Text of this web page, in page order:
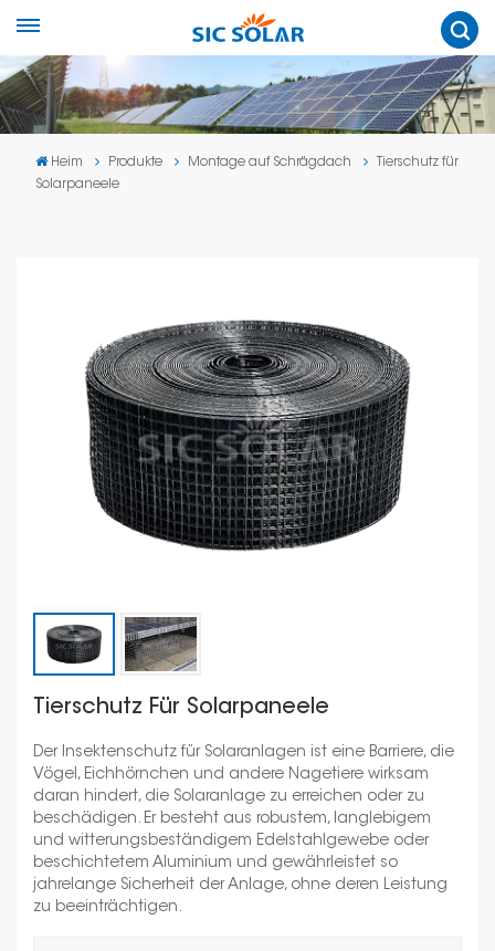
Heim Produkte Montage auf Schrägdach
Tierschutz für
Solarpaneele
Tierschutz Für Solarpaneele
Der Insektenschutz für Solaranlagen ist eine Barriere, die
Vögel, Eichhörnchen und andere Nagetiere wirksam
daran hindert, die Solaranlage zu erreichen oder zu
beschädigen. Er besteht aus robustem, langlebigem
und witterungsbeständigem Edelstahlgewebe oder
beschichtetem Aluminium und gewährleistet so
jahrelange Sicherheit der Anlage, ohne deren Leistung
zu beeinträchtigen.